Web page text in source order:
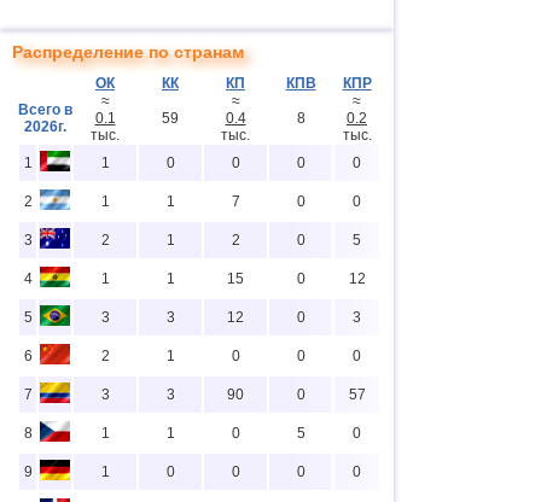
Распределение по странам
ОК КК КП КПВ
КПР
Всего в
2026г.
≈
0.1
тыс.
59
≈
0.4
тыс.
8
≈
0.2
тыс.
1
1 0 0 0 0
2 1 1 7 0 0
3 2 1 2 0 5
4 1 1 15 0 12
5 3 3 12 0 3
6 2 1 0 0 0
7 3 3 90 0 57
8 1 1 0 5 0
9 1 0 0 0 0